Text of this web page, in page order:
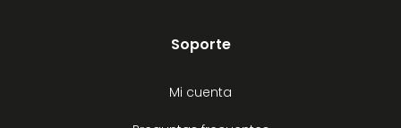
Soporte
Mi cuenta